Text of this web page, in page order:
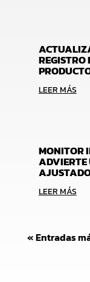
LEER MÁS
MONITOR
ADVIERTE
LEER MÁS
« Entradas